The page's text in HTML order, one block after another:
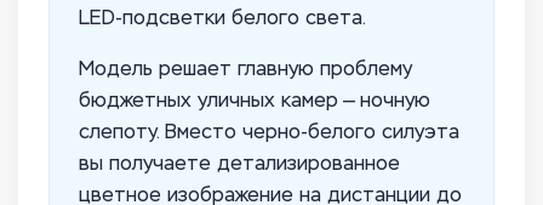
LED-подсветки белого света.
Модель решает главную проблему
бюджетных уличных камер — ночную
слепоту. Вместо черно-белого силуэта
вы получаете детализированное
цветное изображение на дистанции до